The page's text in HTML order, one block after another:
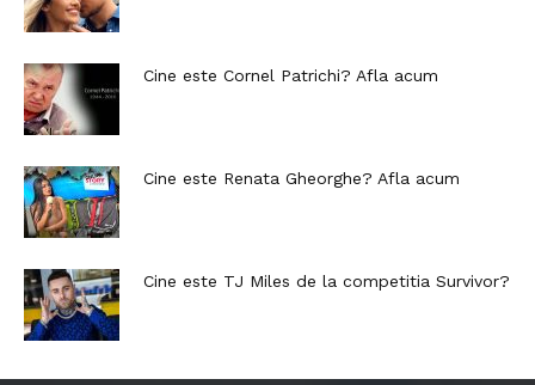
Cine este Cornel Patrichi? Afla acum
Cine este Renata Gheorghe? Afla acum
Cine este TJ Miles de la competitia Survivor?